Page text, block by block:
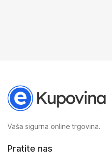
Vaša sigurna online trgovina.
Pratite nas